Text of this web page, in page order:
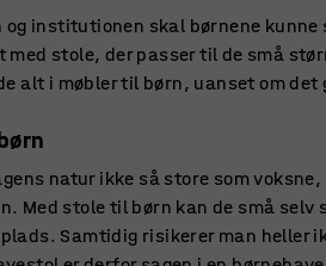
og institutionen skal børnene
med stole, der passer til de små
alt i møbler til børn, uanset om
natur ikke så store som
Med stole til børn kan de små
Samtidig risikerer man heller